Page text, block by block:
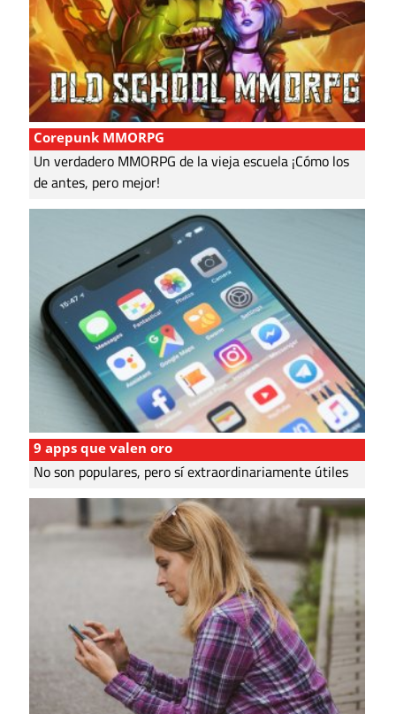
Corepunk MMORPG
Un verdadero MMORPG de la vieja escuela ¡Cómo los
de antes, pero mejor!
9 apps que valen oro
No son populares, pero sí extraordinariamente útiles